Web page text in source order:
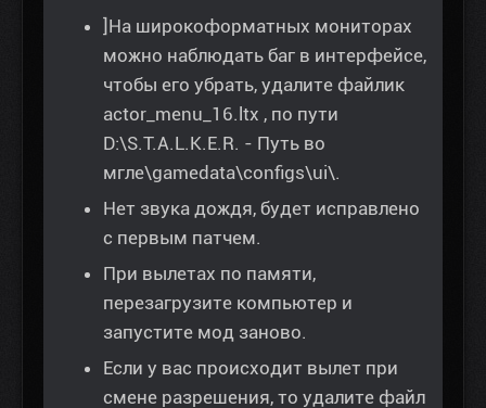
]На широкоформатных мониторах
можно наблюдать баг в интерфейсе,
чтобы его убрать, удалите файлик
actor_menu_16.ltx , по пути
D:\S.T.A.L.K.E.R. - Путь во
мгле\gamedata\configs\ui\.
Нет звука дождя, будет исправлено
с первым патчем.
При вылетах по памяти,
перезагрузите компьютер и
запустите мод заново.
Если у вас происходит вылет при
смене разрешения, то удалите файл